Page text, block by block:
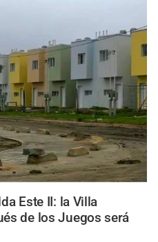
Este II: la Villa
de los Juegos será